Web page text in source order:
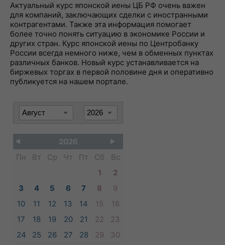
Актуальный курс японской иены ЦБ РФ очень важен
для компаний, заключающих сделки с иностранными
контрагентами. Также эта информация помогает
более точно понять ситуацию в экономике России и
других стран. Курс японской иены по Центробанку
России всегда немного ниже, чем в обменных пунктах
различных банков. Новый курс устанавливается на
биржевых торгах в первой половине дня и оперативно
публикуется на нашем портале.
2026
Пн
Вт Ср Чт Пт Сб
Вс
1
2
3
4 5 6 7 8
9
10
11 12 13 14 15
16
17
18 19 20 21 22
23
24
25 26 27 28 29
30